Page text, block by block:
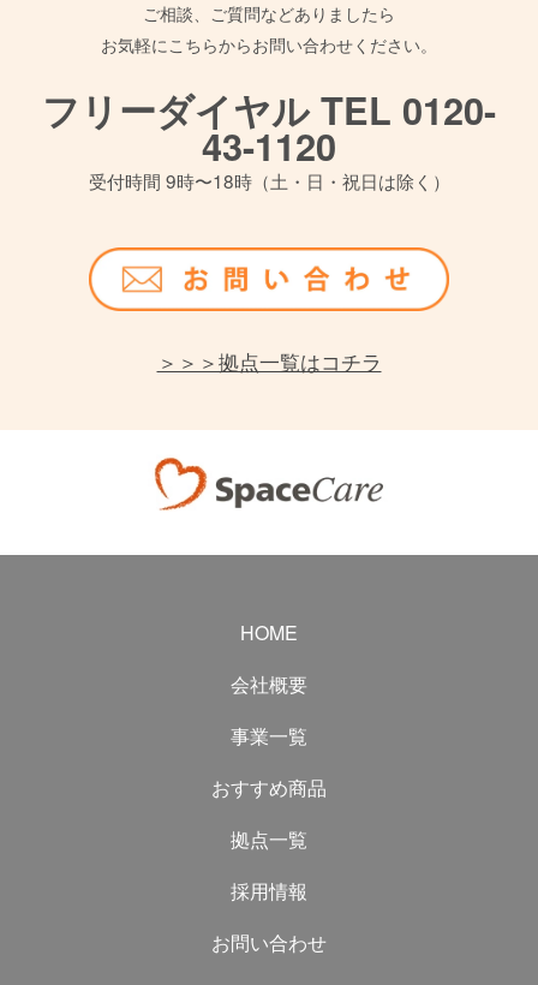
ご相談、ご質問などありましたら
お気軽にこちらからお問い合わせください。
フリーダイヤル TEL 0120-
43-1120
受付時間 9時〜18時（土・日・祝日は除く）
＞＞＞拠点一覧はコチラ
HOME
会社概要
事業一覧
おすすめ商品
拠点一覧
採用情報
お問い合わせ